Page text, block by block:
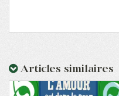
Articles similaires